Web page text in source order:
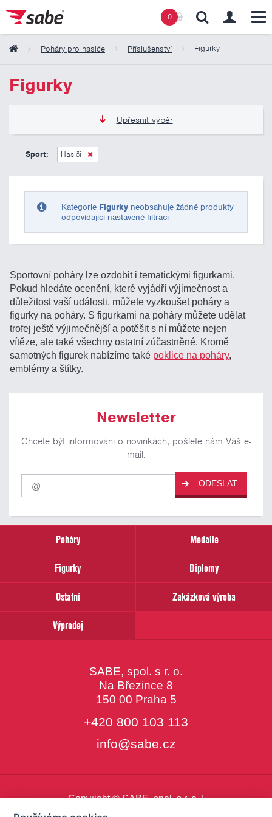
0
Poháry pro hasiče Příslušenství Figurky
Figurky
Upřesnit výběr
0 Kč
Sport: Hasiči
Kategorie Figurky neobsahuje žádné produkty
odpovídající nastavené filtraci
Sportovní poháry lze ozdobit i tematickými figurkami.
Pokud hledáte ocenění, které vyjádří výjimečnost a
důležitost vaší události, můžete vyzkoušet poháry a
figurky na poháry. S figurkami na poháry můžete udělat
trofej ještě výjimečnější a potěšit s ní můžete nejen
vítěze, ale také všechny ostatní zúčastněné. Kromě
samotných figurek nabízíme také poklice na poháry,
emblémy a štítky.
Newsletter
Chcete být informováni o novinkách, pošlete nám Váš e-
mail.
Pro
odběr
našich
email
ODESLAT
Poháry
Medaile
Figurky
Diplomy
Ostatní
Zakázková výroba
Výprodej
SABE, spol. s r. o.
Na Březince 8
150 00 Praha 5
+420 800 103 113
info@sabe.cz
Copyright © SABE, spol. s r. o. |
Obsah košíku